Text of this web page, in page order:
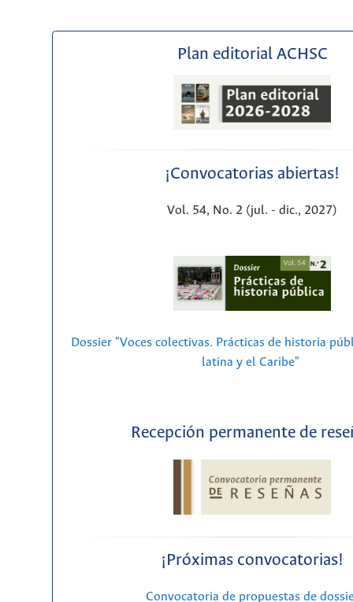
Plan editorial ACHSC
¡Convocatorias abiertas!
Vol. 54, No. 2 (jul. - dic., 2027)
Dossier "Voces colectivas. Prácticas de historia
latina y el Caribe"
Recepción permanente de
¡Próximas convocatorias!
Convocatoria de propuestas de